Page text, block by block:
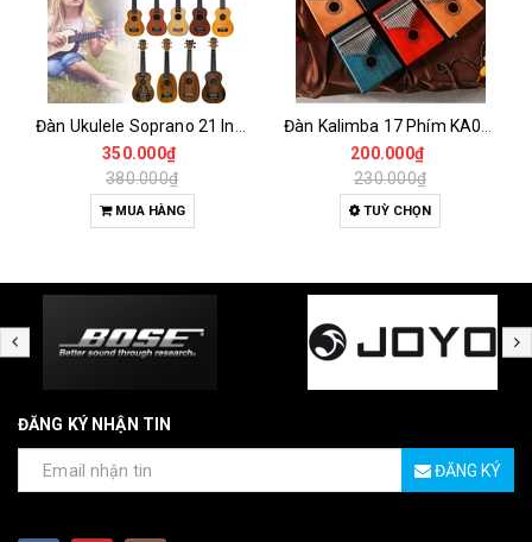
350.000₫
380.000₫
MUA HÀNG
200.000₫
230.000₫
TUỲ CHỌN
ĐĂNG KÝ NHẬN TIN
ĐĂNG KÝ